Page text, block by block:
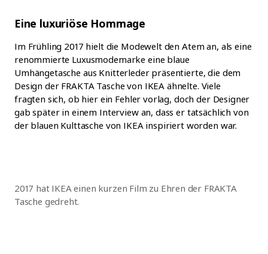
Eine luxuriöse Hommage
Im Frühling 2017 hielt die Modewelt den Atem an, als eine
renommierte Luxusmodemarke eine blaue
Umhängetasche aus Knitterleder präsentierte, die dem
Design der FRAKTA Tasche von IKEA ähnelte. Viele
fragten sich, ob hier ein Fehler vorlag, doch der Designer
gab später in einem Interview an, dass er tatsächlich von
der blauen Kulttasche von IKEA inspiriert worden war.
2017 hat IKEA einen kurzen Film zu Ehren der FRAKTA
Tasche gedreht.